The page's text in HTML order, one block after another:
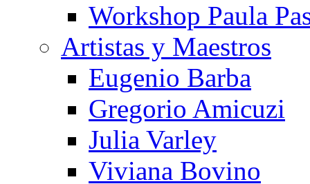
Workshop Paula
Artistas y Maestros
Eugenio Barba
Gregorio Amicuzi
Julia Varley
Viviana Bovino